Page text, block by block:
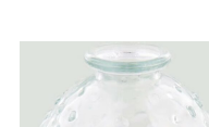
a
plusieurs
variations.